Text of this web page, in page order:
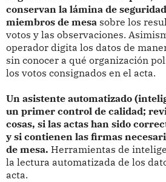
conservan la lámina de
miembros de mesa sobre los
votos y las observaciones.
operador digita los datos de
sin conocer a qué organización
los votos consignados en el acta.
Un asistente automatizado
un primer control de calidad;
cosas, si las actas han sido
y si contienen las firmas
de mesa. Herramientas de
la lectura automatizada de los
acta.